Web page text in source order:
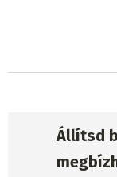
Állítsd